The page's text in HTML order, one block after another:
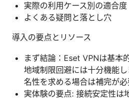
実際の利用ケース別の適合度
よくある疑問と落とし穴
導入の要点とリソース
まず結論：Eset VPNは基本
地域制限回避には十分機能
名性を求める場合は補完が必
実体験の要点: 接続安定性は